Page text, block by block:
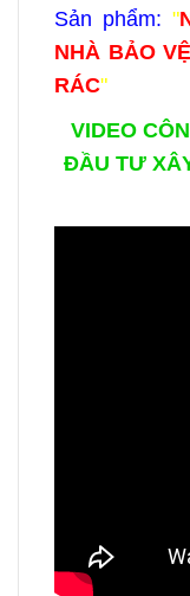
Sản phẩm: "
NHÀ BẢO
RÁC"
VIDEO
ĐẦU TƯ